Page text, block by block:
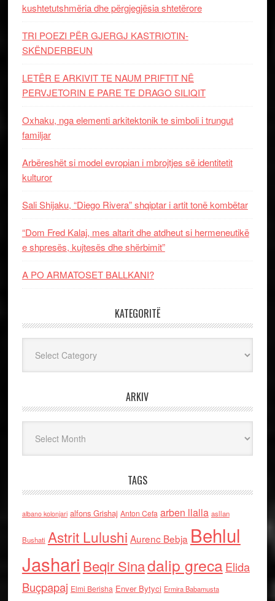
kushtetutshmëria dhe përgjegjësia shtetërore
TRI POEZI PËR GJERGJ KASTRIOTIN-
SKËNDERBEUN
LETËR E ARKIVIT TE NAUM PRIFTIT NË
PERVJETORIN E PARE TE DRAGO SILIQIT
Oxhaku, nga elementi arkitektonik te simboli i trungut
familjar
Arbëreshët si model evropian i mbrojtjes së identitetit
kulturor
Sali Shijaku, “Diego Rivera” shqiptar i artit tonë kombëtar
“Dom Fred Kalaj, mes altarit dhe atdheut si hermeneutikë
e shpresës, kujtesës dhe shërbimit”
A PO ARMATOSET BALLKANI?
KATEGORITË
ARKIV
TAGS
albano kolonjari alfons Grishaj Anton Cefa arben llalla asllan
Bushati Astrit Lulushi Aurenc Bebja Behlul
Jashari Beqir Sinadalip grecaElida
Buçpapaj Elmi Berisha Enver Bytyci Ermira Babamusta